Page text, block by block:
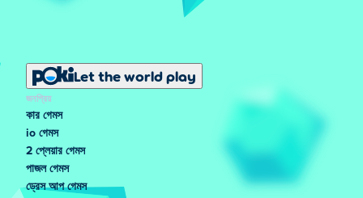
Let the world play
জনপ্রিয়
কার গেমস
io গেমস
2 প্লেয়ার গেমস
পাজল গেমস
ড্রেস আপ গেমস